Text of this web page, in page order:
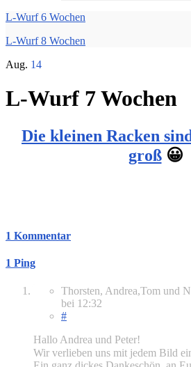
L-Wurf 6 Wochen
L-Wurf 8 Wochen
Aug. 14
L-Wurf 7 Wochen
Die kleinen Racken
groß😀
1 Kommentar
1 Ping
Thorsten, Andrea,Tom und
bei 12:32
#
Hallo Andrea und Peter!
Wir verlieben uns mit jedem Bild